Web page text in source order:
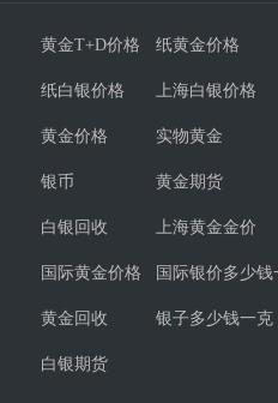
黄金T+D价格 纸黄金价格
纸白银价格 上海白银价格
黄金价格 实物黄金
银币 黄金期货
白银回收 上海黄金金价
国际黄金价格 国际银价多少钱
黄金回收 银子多少钱一克
白银期货